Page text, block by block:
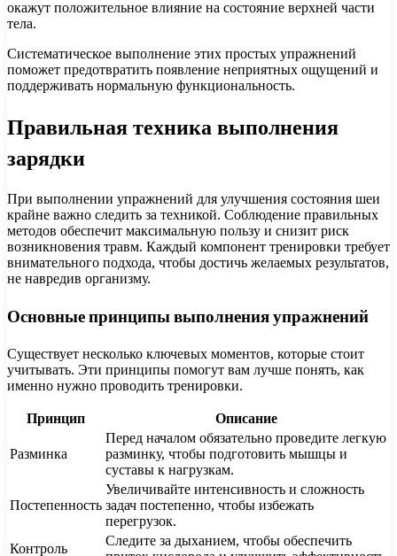
окажут положительное влияние на состояние верхней части
тела.
Систематическое выполнение этих простых упражнений
поможет предотвратить появление неприятных ощущений и
поддерживать нормальную функциональность.
Правильная техника выполнения
зарядки
При выполнении упражнений для улучшения состояния шеи
крайне важно следить за техникой. Соблюдение правильных
методов обеспечит максимальную пользу и снизит риск
возникновения травм. Каждый компонент тренировки требует
внимательного подхода, чтобы достичь желаемых результатов,
не навредив организму.
Основные принципы выполнения упражнений
Существует несколько ключевых моментов, которые стоит
учитывать. Эти принципы помогут вам лучше понять, как
именно нужно проводить тренировки.
Принцип Описание
Разминка
Перед началом обязательно проведите легкую
разминку, чтобы подготовить мышцы и
суставы к нагрузкам.
Постепенность
Увеличивайте интенсивность и сложность
задач постепенно, чтобы избежать
перегрузок.
Контроль
Следите за дыханием, чтобы обеспечить